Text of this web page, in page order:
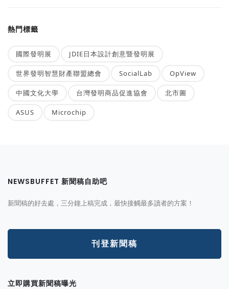
熱門標籤
國際發明展 JDIE日本設計創意暨發明展
世界發明智慧財產聯盟總會 SocialLab OpView
中國文化大學 台灣發明商品促進協會 北市圖
ASUS Microchip
NEWSBUFFET 新聞稿自助吧
新聞稿的好去處，三分鐘上稿完成，最快接觸最多讀者的方案！
刊登新聞稿
立即購買新聞稿曝光